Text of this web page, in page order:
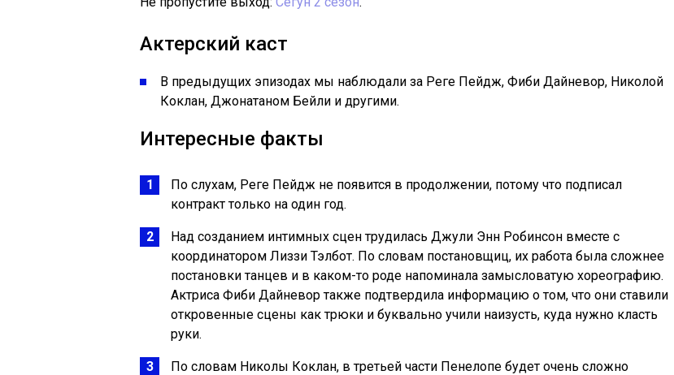
Актерский каст
В предыдущих эпизодах мы наблюдали за Реге Пейдж, Фиби Дайневор, Николой
Коклан, Джонатаном Бейли и другими.
Интересные факты
По слухам, Реге Пейдж не появится в продолжении, потому что подписал
контракт только на один год.
Над созданием интимных сцен трудилась Джули Энн Робинсон вместе с
координатором Лиззи Тэлбот. По словам постановщиц, их работа была сложнее
постановки танцев и в каком-то роде напоминала замысловатую хореографию.
Актриса Фиби Дайневор также подтвердила информацию о том, что они ставили
откровенные сцены как трюки и буквально учили наизусть, куда нужно класть
руки.
По словам Николы Коклан, в третьей части Пенелопе будет очень сложно